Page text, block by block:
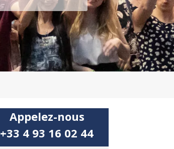
Appelez-nous
+33 4 93 16 02 44